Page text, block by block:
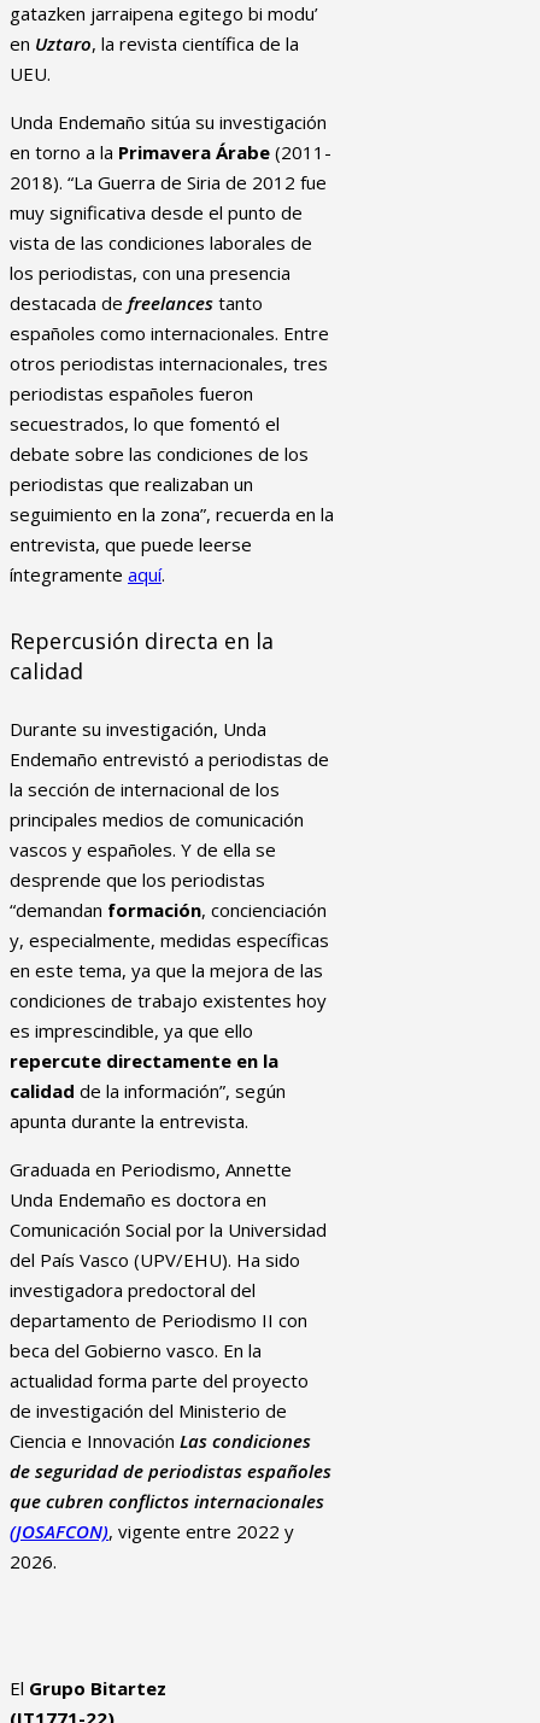
gatazken jarraipena egitego bi modu’
en Uztaro, la revista científica de la
UEU.
Unda Endemaño sitúa su investigación
en torno a la Primavera Árabe (2011-
2018). “La Guerra de Siria de 2012 fue
muy significativa desde el punto de
vista de las condiciones laborales de
los periodistas, con una presencia
destacada de freelances tanto
españoles como internacionales. Entre
otros periodistas internacionales, tres
periodistas españoles fueron
secuestrados, lo que fomentó el
debate sobre las condiciones de los
periodistas que realizaban un
seguimiento en la zona”, recuerda en la
entrevista, que puede leerse
íntegramente aquí.
Repercusión directa en la
calidad
Durante su investigación, Unda
Endemaño entrevistó a periodistas de
la sección de internacional de los
principales medios de comunicación
vascos y españoles. Y de ella se
desprende que los periodistas
“demandan formación, concienciación
y, especialmente, medidas específicas
en este tema, ya que la mejora de las
condiciones de trabajo existentes hoy
es imprescindible, ya que ello
repercute directamente en la
calidad de la información”, según
apunta durante la entrevista.
Graduada en Periodismo, Annette
Unda Endemaño es doctora en
Comunicación Social por la Universidad
del País Vasco (UPV/EHU). Ha sido
investigadora predoctoral del
departamento de Periodismo II con
beca del Gobierno vasco. En la
actualidad forma parte del proyecto
de investigación del Ministerio de
Ciencia e Innovación Las condiciones
de seguridad de periodistas españoles
que cubren conflictos internacionales
(JOSAFCON), vigente entre 2022 y
2026.
El Grupo Bitartez
(IT1771-22)